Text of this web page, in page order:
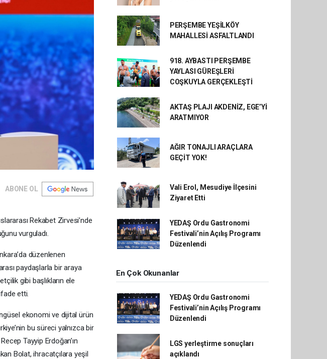
ABONE OL
Rekabet Zirvesi’nde
vurguladı.
düzenlenen
paydaşlarla bir araya
gibi başlıkların ele
etti.
ekonomi ve dijital ürün
bu süreci yalnızca bir
Tayyip Erdoğan’ın
Bolat, ihracatçılara yeşil
PERŞEMBE YEŞİLKÖY
MAHALLESİ ASFALTLANDI
918. AYBASTI PERŞEMBE
YAYLASI GÜREŞLERİ
COŞKUYLA GERÇEKLEŞTİ
AKTAŞ PLAJI AKDENİZ, EGE’Yİ
ARATMIYOR
AĞIR TONAJLI ARAÇLARA
GEÇİT YOK!
Vali Erol, Mesudiye İlçesini
Ziyaret Etti
YEDAŞ Ordu Gastronomi
Festivali’nin Açılış Programı
Düzenlendi
En Çok Okunanlar
YEDAŞ Ordu Gastronomi
Festivali’nin Açılış Programı
Düzenlendi
LGS yerleştirme sonuçları
açıklandı